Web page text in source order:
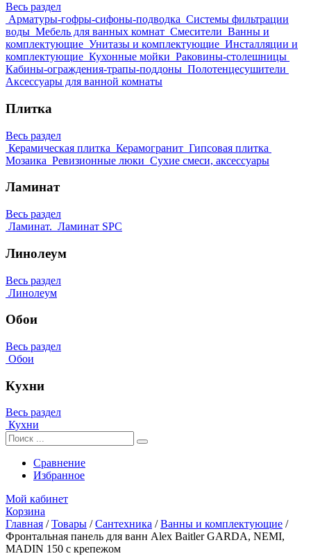
Весь раздел
Арматуры-гофры-сифоны-подводка Системы фильтрации
воды Мебель для ванных комнат Смесители Ванны и
комплектующие Унитазы и комплектующие Инсталляции и
комплектующие Кухонные мойки Раковины-столешницы
Кабины-ограждения-трапы-поддоны Полотенцесушители
Аксессуары для ванной комнаты
Плитка
Весь раздел
Керамическая плитка Керамогранит Гипсовая плитка
Мозаика Ревизионные люки Сухие смеси, аксессуары
Ламинат
Весь раздел
Ламинат. Ламинат SPC
Линолеум
Весь раздел
Линолеум
Обои
Весь раздел
Обои
Кухни
Весь раздел
Кухни
Сравнение
Избранное
Мой кабинет
Корзина
Главная /Товары /Сантехника /Ванны и комплектующие /
Фронтальная панель для ванн Alex Baitler GARDA, NEMI,
MADIN 150 с крепежом